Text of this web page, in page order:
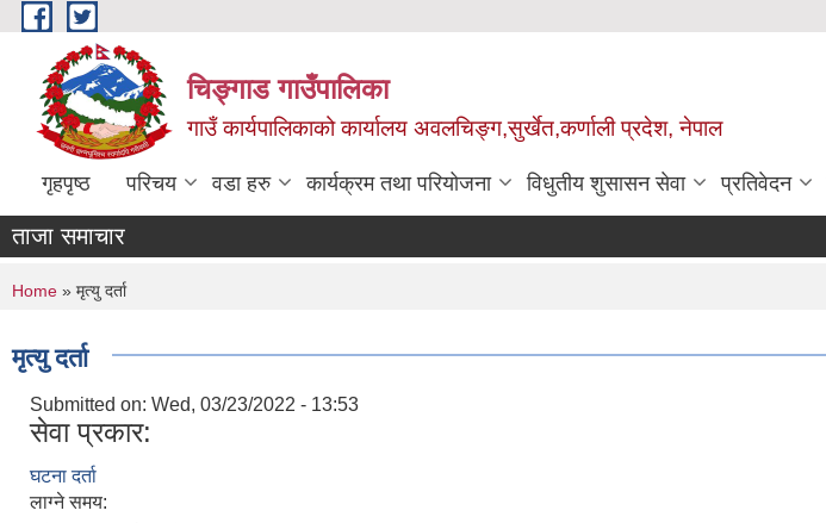
Skip to main content
चिङ्गाड गाउँपालिका
गाउँ कार्यपालिकाको कार्यालय अवलचिङ्ग,सुर्खेत,कर्णाली प्रदेश, नेपाल
गृहपृष्ठ परिचय वडा हरु कार्यक्रम तथा परियोजना विधुतीय शुसासन सेवा प्रतिवेदन
ताजा समाचार
You are here
Home » मृत्यु दर्ता
मृत्यु दर्ता
Submitted on: Wed, 03/23/2022 - 13:53
सेवा प्रकार:
घटना दर्ता
लाग्ने समय: